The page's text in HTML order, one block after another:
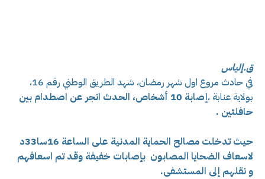
ق.إلياس
في حادث مروع اول شهر رمضان، شهد الطريق الوطني رقم 16،
بولاية عنابة ،
إصابة 10 أشخاص، الحدث انجر عن اصطدام بين
حافلتين .
حيث تدخلت مصالح الحماية المدنية على الساعة 16سا33د
لاسعاف الضحايا المصابون بإصابات خفيفة وقد تم اسعافهم
و نقلهم إلى المستشفى.